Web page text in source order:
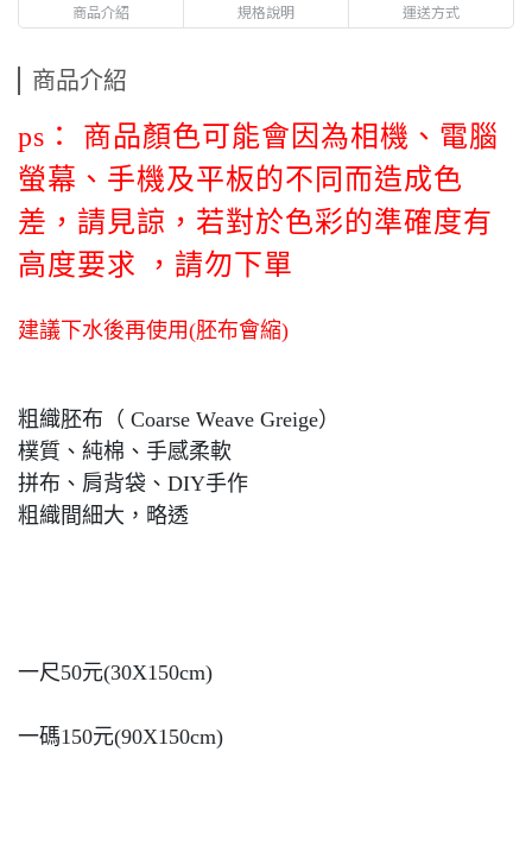
商品介紹 規格說明 運送方式
商品介紹
ps： 商品顏色可能會因為相機、電腦
螢幕、手機及平板的不同而造成色
差， 請見諒 ，若對於色彩的準確度有
高度要求
， 請勿下單
建議下水後再使用(胚布會縮)
粗織胚布（ Coarse Weave Greige）
樸質、純棉、手感柔軟
拼布、肩背袋、DIY手作
粗織間細大，略透
一尺50元(30X150cm)
一碼150元(90X150cm)